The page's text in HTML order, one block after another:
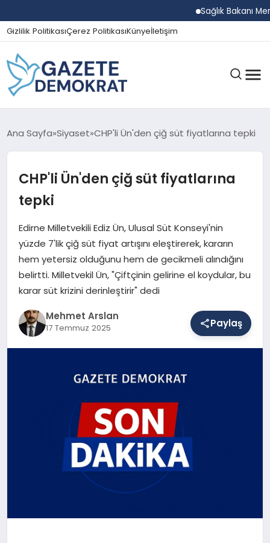
Sağlık Bakanı
Gizlilik PolitikasıÇerez PolitikasıKünyeİletişim
GÜNDEM
EKONOMI
MAGAZIN
SAĞLIK
Ana Sayfa Siyaset CHP'li Ün'den çiğ süt fiyatlarına tepki
CHP'li Ün'den çiğ süt fiyatlarına
tepki
Edirne Milletvekili Ediz Ün, Ulusal Süt Konseyi'nin
yüzde 7'lik çiğ süt fiyat artışını eleştirerek, kararın
hem yetersiz olduğunu hem de gecikmeli alındığını
belirtti. Milletvekil Ün, "Çiftçinin gelirine el koydular, bu
karar süt krizini derinleştirir" dedi
Mehmet Arslan
17 Temmuz 2025 Paylaş